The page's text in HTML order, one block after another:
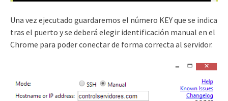
Una vez ejecutado guardaremos el número KEY que se indica
tras el puerto y se deberá elegir identificación manual en el
Chrome para poder conectar de forma correcta al servidor.